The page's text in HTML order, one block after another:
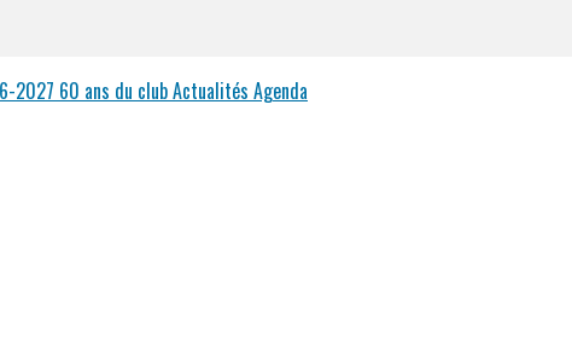
2027 60 ans du clubActualités Agenda